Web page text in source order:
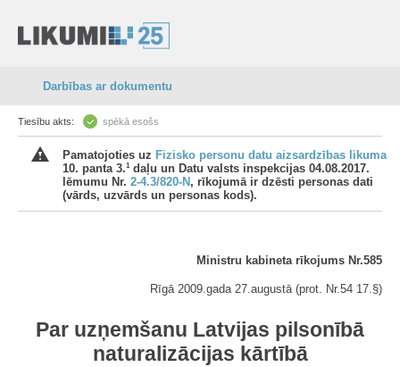
Darbības ar dokumentu
Tiesību akts: spēkā esošs
Pamatojoties uz Fizisko personu datu aizsardzības likuma
10. panta 3.1daļu un Datu valsts inspekcijas 04.08.2017.
lēmumu Nr. 2-4.3/820-N , rīkojumā ir dzēsti personas dati
(vārds, uzvārds un personas kods).
Ministru kabineta rīkojums Nr.585
Rīgā 2009.gada 27.augustā (prot. Nr.54 17.§)
Par uzņemšanu Latvijas pilsonībā
naturalizācijas kārtībā